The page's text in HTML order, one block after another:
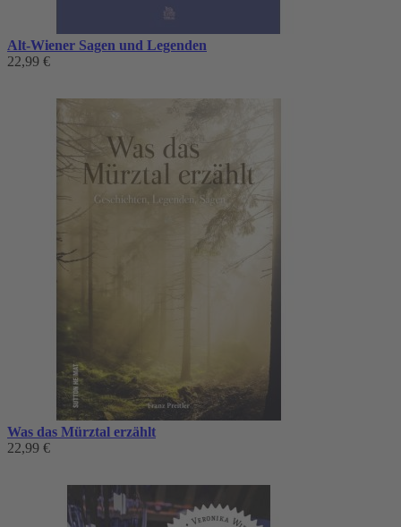
Alt-Wiener Sagen und Legenden
22,99 €
Was das Mürztal erzählt
22,99 €